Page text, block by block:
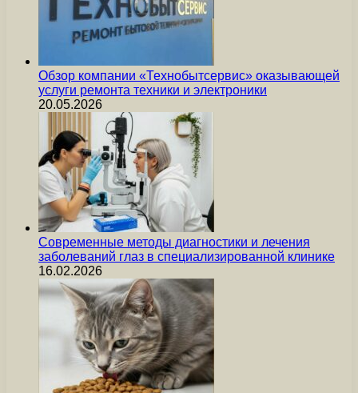
Обзор компании «Технобытсервис» оказывающей
услуги ремонта техники и электроники
20.05.2026
Современные методы диагностики и лечения
заболеваний глаз в специализированной клинике
16.02.2026